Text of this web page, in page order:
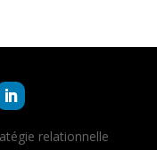
relationnelle